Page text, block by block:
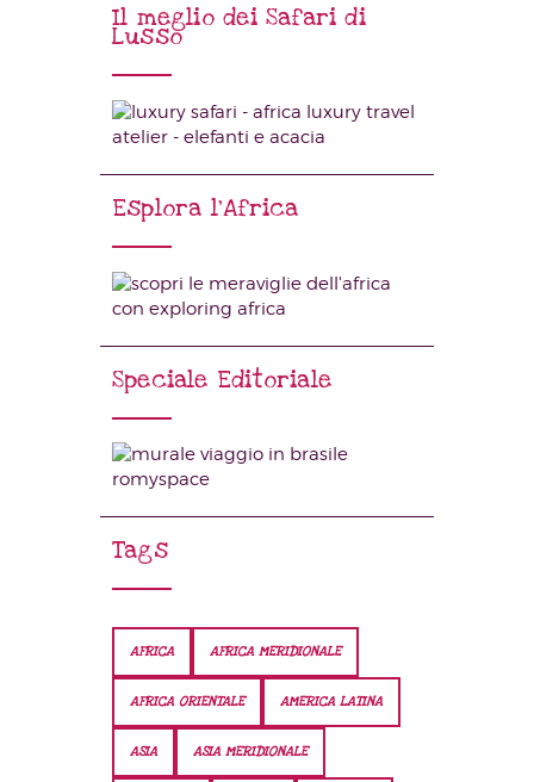
Il meglio dei Safari di
Lusso
Esplora l’Africa
Speciale Editoriale
Tags
AFRICA AFRICA MERIDIONALE
AFRICA ORIENTALE AMERICA LATINA
ASIA ASIA MERIDIONALE